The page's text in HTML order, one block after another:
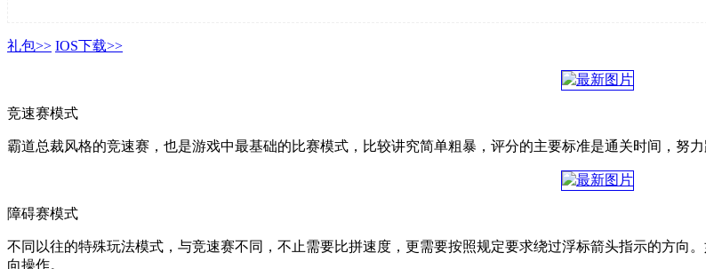
礼包>> IOS下载>>
竞速赛模式
霸道总裁风格的竞速赛，也是游戏中最基础的比赛模式，比较讲究简单粗暴，评分的主要标准是通关时间，努
障碍赛模式
不同以往的特殊玩法模式，与竞速赛不同，不止需要比拼速度，更需要按照规定要求绕过浮标箭头指示的方向
向操作。